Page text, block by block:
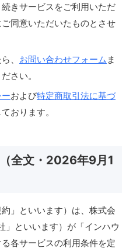
きサービスをご利用いただ
同意いただいたものとさせ
、 お問い合わせフォーム ま
さい。
および特定商取引法に基づ
おります。
全文・2026年9月1
」といいます）は、株式会
」といいます）が「インハウ
各サービスの利用条件を定